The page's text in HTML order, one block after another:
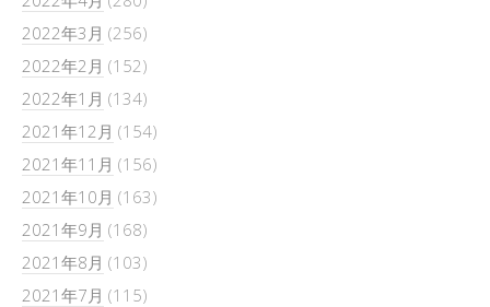
2022年3月 (256)
2022年2月 (152)
2022年1月 (134)
2021年12月 (154)
2021年11月 (156)
2021年10月 (163)
2021年9月 (168)
2021年8月 (103)
2021年7月 (115)